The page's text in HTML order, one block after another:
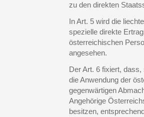
zu den direkten
In Art. 5 wird die
spezielle direkte
österreichischen
angesehen.
Der Art. 6 fixiert,
die Anwendung der
gegenwärtigen
Angehörige
besitzen,